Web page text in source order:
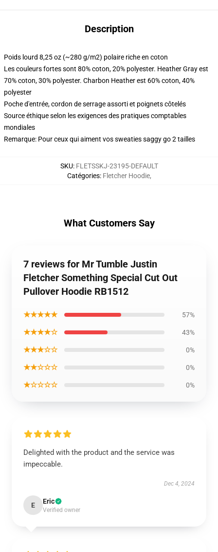
Description
Poids lourd 8,25 oz (~280 g/m2) polaire riche en coton
Les couleurs fortes sont 80% coton, 20% polyester. Heather Gray est
70% coton, 30% polyester. Charbon Heather est 60% coton, 40%
polyester
Poche d'entrée, cordon de serrage assorti et poignets côtelés
Source éthique selon les exigences des pratiques comptables
mondiales
Remarque: Pour ceux qui aiment vos sweaties saggy go 2 tailles
SKU: FLETSSKJ-23195-DEFAULT
Catégories: Fletcher Hoodie,
What Customers Say
7 reviews for Mr Tumble Justin
Fletcher Something Special Cut Out
Pullover Hoodie RB1512
★★★★★ 57%
★★★★☆ 43%
★★★☆☆ 0%
★★☆☆☆ 0%
★☆☆☆☆ 0%
Delighted with the product and the service was
impeccable.
Dec 4, 2024
E Eric
Verified owner